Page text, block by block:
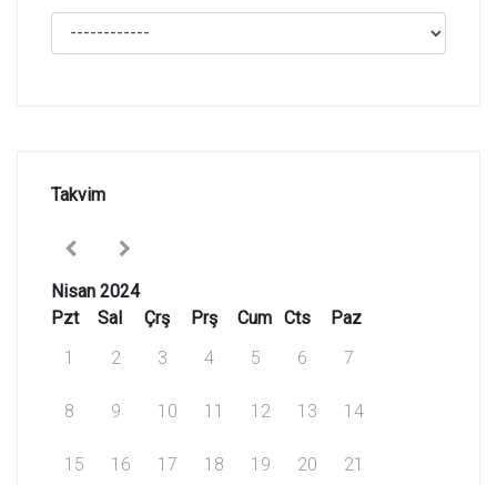
Takvim
Nisan 2024
Pzt
Sal Çrş Prş Cum Cts
Paz
1
2 3 4 5 6 7
8 9 10 11 12 13 14
15 16 17 18 19 20 21